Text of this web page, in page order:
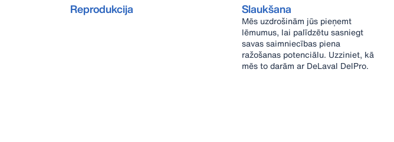
Reprodukcija Slaukšana
Mēs uzdrošinām jūs pieņemt
lēmumus, lai palīdzētu sasniegt
savas saimniecības piena
ražošanas potenciālu. Uzziniet, kā
mēs to darām ar DeLaval DelPro.